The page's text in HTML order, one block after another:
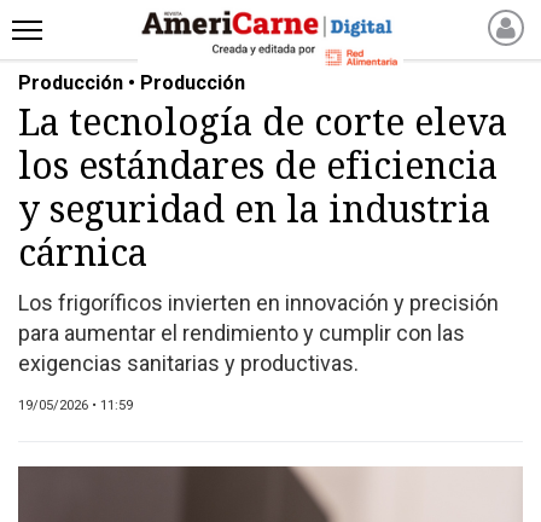
INICIO
NOTICIAS RECIENTES
NOTICIAS
ARTICULOS
PRODUCCIÓN
PROCESO
PRODUCTO
NUEVOS PRODUCTOS
MARKETPLACE
REVISTAS
Producción • Producción
La tecnología de corte eleva
los estándares de eficiencia
y seguridad en la industria
cárnica
Los frigoríficos invierten en innovación y precisión
para aumentar el rendimiento y cumplir con las
exigencias sanitarias y productivas.
19/05/2026 • 11:59